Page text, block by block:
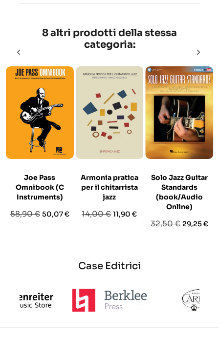
8 altri prodotti della stessa
categoria:
Joe Pass
Omnibook (C
Instruments)
Prezzo
58,90 € Prezzo
50,07 €
Armonia pratica
per il chitarrista
jazz
Prezzo
14,00 €Prezzo
11,90 €
Solo Jazz Guitar
Standards
(book/Audio
Online)
Prezzo
32,50 € Prezzo
29,25 €
Case Editrici